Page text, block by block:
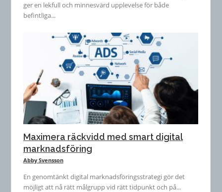
ger en lekfull och minnesvärd upplevelse för både
befintliga...
Maximera räckvidd med smart digital
marknadsföring
Abby Svensson
En genomtänkt digital marknadsföringsstrategi gör det
möjligt att nå rätt målgrupp vid rätt tidpunkt och på...